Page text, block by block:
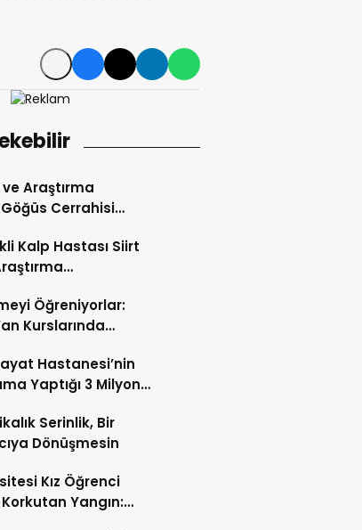
Araştırma
Cerrahisi
Her Zaman
Gelmez”
Kalp Hastası Siirt
Öğreniyorlar:
Kurslarında
Hastanesi’nin
Yaptığı 3 Milyon
Serinlik, Bir
Dönüşmesin
Kız Öğrenci
Yangın: